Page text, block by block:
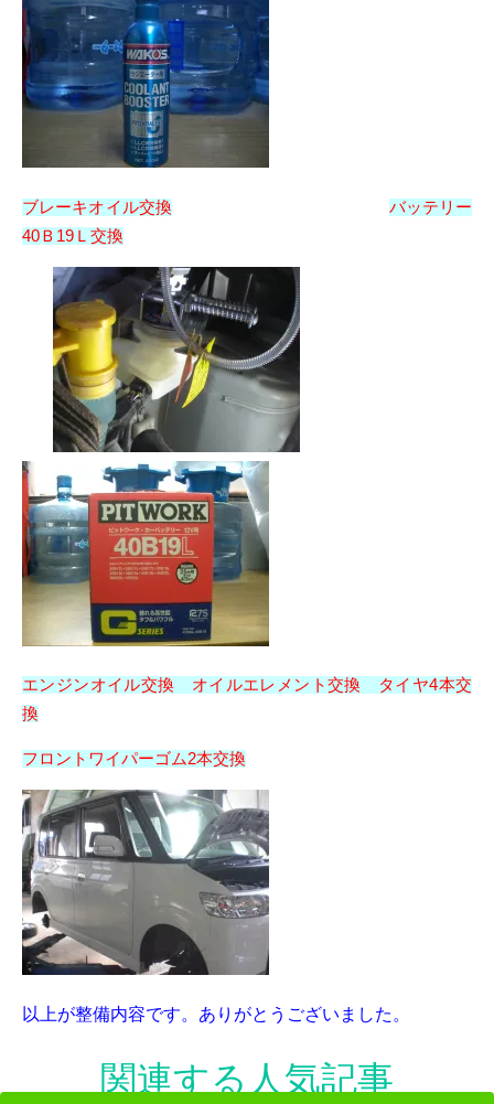
ブレーキオイル交換
バッテリー
40Ｂ19Ｌ交換
エンジンオイル交換 オイルエレメント交換 タイヤ4本交
換
フロントワイパーゴム2本交換
以上が整備内容です。ありがとうございました。
関連する人気記事